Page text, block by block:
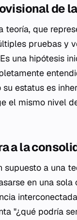
de
teoría, que
pruebas y
una hipótesis
su estatus es
el mismo nivel
a la
supuesto a una
en una
"¿qué podría